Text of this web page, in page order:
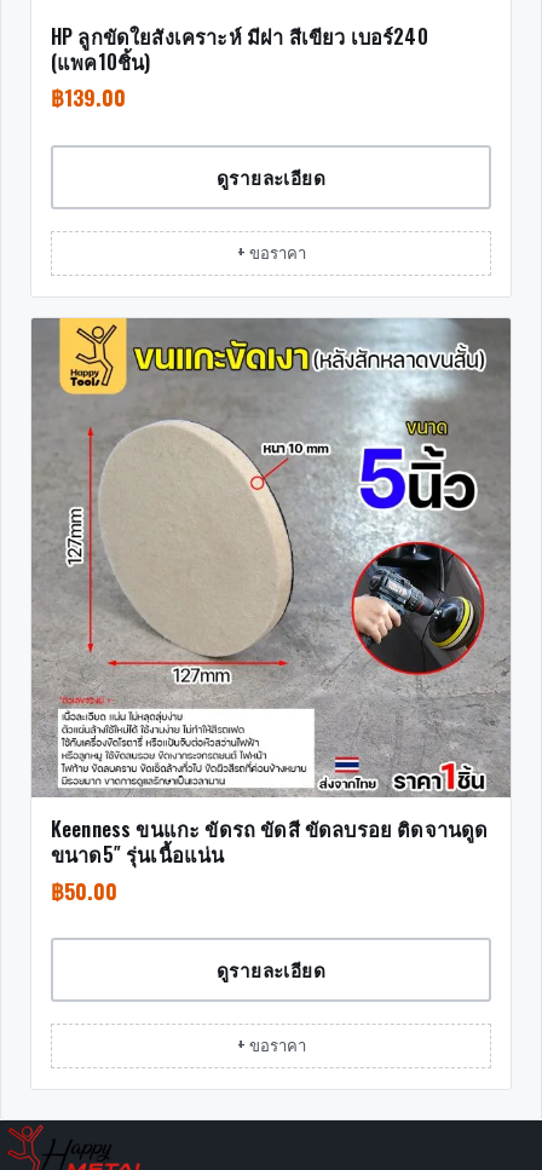
HP ลูกขัดใยสังเคราะห์ มีฝา สีเขียว เบอร์240
(แพค10ชิ้น)
฿139.00
ดูรายละเอียด
+ ขอราคา
Keenness ขนแกะ ขัดรถ ขัดสี ขัดลบรอย ติดจานดูด
ขนาด5″ รุ่นเนื้อแน่น
฿50.00
ดูรายละเอียด
+ ขอราคา